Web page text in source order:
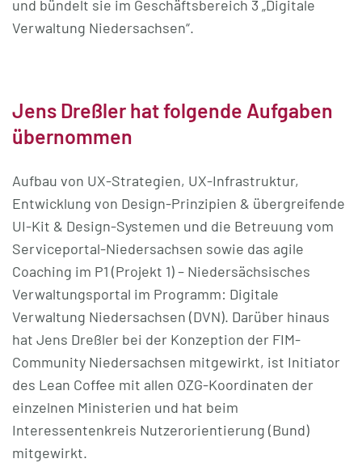
und bündelt sie im Geschäftsbereich 3 „Digitale
Verwaltung Niedersachsen“.
Jens Dreßler hat folgende Aufgaben
übernommen
Aufbau von UX-Strategien, UX-Infrastruktur,
Entwicklung von Design-Prinzipien & übergreifende
UI-Kit & Design-Systemen und die Betreuung vom
Serviceportal-Niedersachsen sowie das agile
Coaching im P1 (Projekt 1) – Niedersächsisches
Verwaltungsportal im Programm: Digitale
Verwaltung Niedersachsen (DVN). Darüber hinaus
hat Jens Dreßler bei der Konzeption der FIM-
Community Niedersachsen mitgewirkt, ist Initiator
des Lean Coffee mit allen OZG-Koordinaten der
einzelnen Ministerien und hat beim
Interessentenkreis Nutzerorientierung (Bund)
mitgewirkt.